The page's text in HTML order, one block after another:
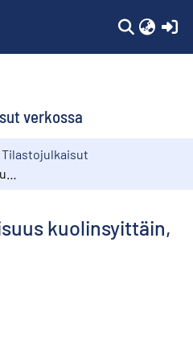
verkossa
Tilastojulkaisut
kuolinsyittäin,